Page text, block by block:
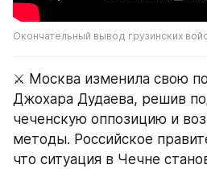
Окончательный вывод грузинских
⚔️ Москва изменила свою
Джохара Дудаева, решив
чеченскую оппозицию и
методы. Российское
что ситуация в Чечне